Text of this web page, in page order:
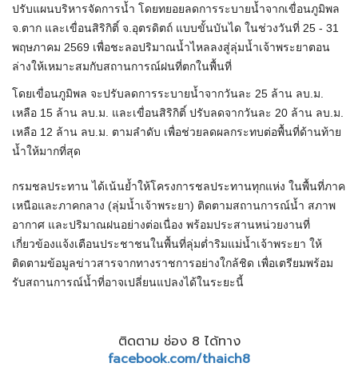
ปรับแผนบริหารจัดการน้ำ โดยทยอยลดการระบายน้ำจากเขื่อนภูมิพล
จ.ตาก และเขื่อนสิริกิติ์ จ.อุตรดิตถ์ แบบขั้นบันได ในช่วงวันที่ 25 - 31
พฤษภาคม 2569 เพื่อชะลอปริมาณน้ำไหลลงสู่ลุ่มน้ำเจ้าพระยาตอน
ล่างให้เหมาะสมกับสถานการณ์ฝนที่ตกในพื้นที่
โดยเขื่อนภูมิพล จะปรับลดการระบายน้ำจากวันละ 25 ล้าน ลบ.ม.
เหลือ 15 ล้าน ลบ.ม. และเขื่อนสิริกิติ์ ปรับลดจากวันละ 20 ล้าน ลบ.ม.
เหลือ 12 ล้าน ลบ.ม. ตามลำดับ เพื่อช่วยลดผลกระทบต่อพื้นที่ด้านท้าย
น้ำให้มากที่สุด
กรมชลประทาน ได้เน้นย้ำให้โครงการชลประทานทุกแห่ง ในพื้นที่ภาค
เหนือและภาคกลาง (ลุ่มน้ำเจ้าพระยา) ติดตามสถานการณ์น้ำ สภาพ
อากาศ และปริมาณฝนอย่างต่อเนื่อง พร้อมประสานหน่วยงานที่
เกี่ยวข้องแจ้งเตือนประชาชนในพื้นที่ลุ่มต่ำริมแม่น้ำเจ้าพระยา ให้
ติดตามข้อมูลข่าวสารจากทางราชการอย่างใกล้ชิด เพื่อเตรียมพร้อม
รับสถานการณ์น้ำที่อาจเปลี่ยนแปลงได้ในระยะนี้
ติดตาม ช่อง 8 ได้ทาง
facebook.com/thaich8